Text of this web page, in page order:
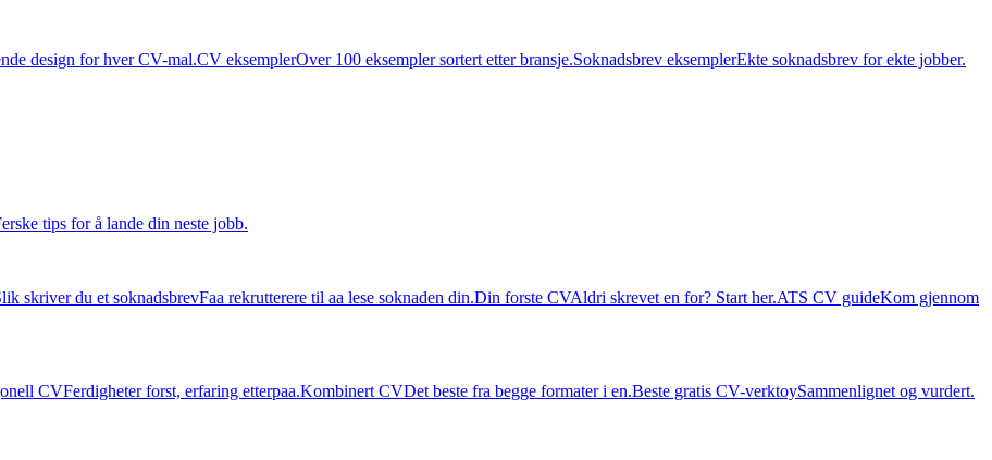
design for hver CV-mal.CV eksemplerOver 100 eksempler sortert etter bransje.Soknadsbrev eksemplerEkte soknadsbrev for ekte jobber.
tips for å lande din neste jobb.
skriver du et soknadsbrevFaa rekrutterere til aa lese soknaden din.Din forste CVAldri skrevet en for? Start her.ATS CV guideKom gjennom
CVFerdigheter forst, erfaring etterpaa.Kombinert CVDet beste fra begge formater i en.Beste gratis CV-verktoySammenlignet og vurdert.